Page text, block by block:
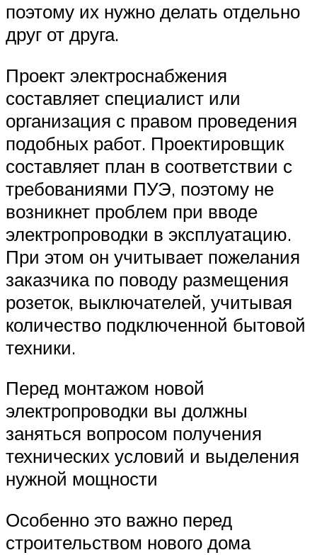
поэтому их нужно делать отдельно
друг от друга.
Проект электроснабжения
составляет специалист или
организация с правом проведения
подобных работ. Проектировщик
составляет план в соответствии с
требованиями ПУЭ, поэтому не
возникнет проблем при вводе
электропроводки в эксплуатацию.
При этом он учитывает пожелания
заказчика по поводу размещения
розеток, выключателей, учитывая
количество подключенной бытовой
техники.
Перед монтажом новой
электропроводки вы должны
заняться вопросом получения
технических условий и выделения
нужной мощности
Особенно это важно перед
строительством нового дома